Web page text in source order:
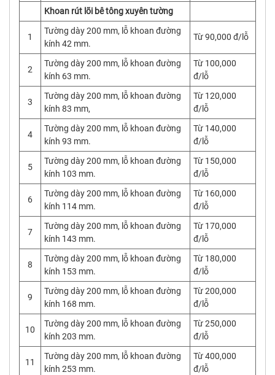
Khoan rút lõi bê tông xuyên tường
1
Tường dày 200 mm, lỗ khoan đường
kính 42 mm.
Từ 90,000 đ/lỗ
2
Tường dày 200 mm, lỗ khoan đường
kính 63 mm.
Từ 100,000
đ/lỗ
3
Tường dày 200 mm, lỗ khoan đường
kính 83 mm,
Từ 120,000
đ/lỗ
4
Tường dày 200 mm, lỗ khoan đường
kính 93 mm.
Từ 140,000
đ/lỗ
5
Tường dày 200 mm, lỗ khoan đường
kính 103 mm.
Từ 150,000
đ/lỗ
6
Tường dày 200 mm, lỗ khoan đường
kính 114 mm.
Từ 160,000
đ/lỗ
7
Tường dày 200 mm, lỗ khoan đường
kính 143 mm.
Từ 170,000
đ/lỗ
8
Tường dày 200 mm, lỗ khoan đường
kính 153 mm.
Từ 180,000
đ/lỗ
9
Tường dày 200 mm, lỗ khoan đường
kính 168 mm.
Từ 200,000
đ/lỗ
10
Tường dày 200 mm, lỗ khoan đường
kính 203 mm.
Từ 250,000
đ/lỗ
11
Tường dày 200 mm, lỗ khoan đường
kính 253 mm.
Từ 400,000
đ/lỗ